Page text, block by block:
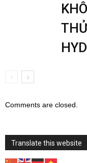
Comments are closed.
Translate this website